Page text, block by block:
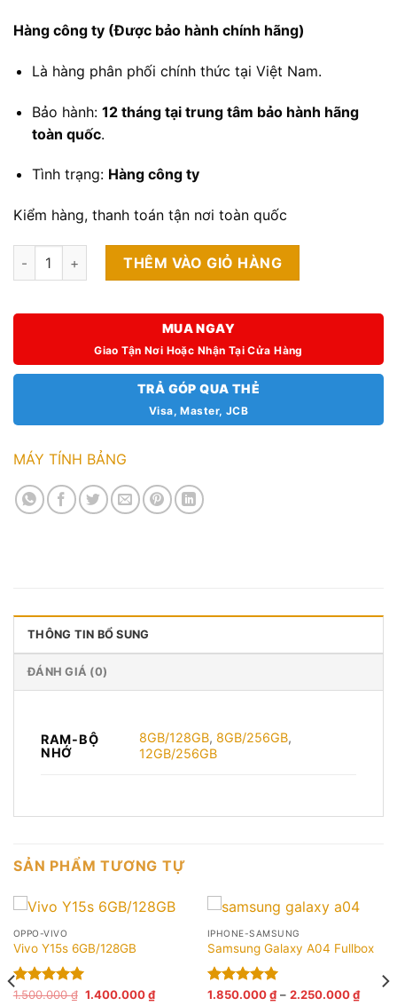
Hàng công ty (Được bảo hành chính hãng)
Là hàng phân phối chính thức tại Việt Nam.
Bảo hành: 12 tháng tại trung tâm bảo hành hãng
toàn quốc.
Tình trạng: Hàng công ty
Kiểm hàng, thanh toán tận nơi toàn quốc
Samsung Galaxy Tab A9 WIFI 4GB 64GB Fullbox (Hàng Công
THÊM VÀO GIỎ HÀNG
MUA NGAY
Giao Tận Nơi Hoặc Nhận Tại Cửa Hàng
TRẢ GÓP QUA THẺ
Visa, Master, JCB
MÁY TÍNH BẢNG
THÔNG TIN BỔ SUNG
ĐÁNH GIÁ (0)
RAM-BỘ
NHỚ
8GB/128GB, 8GB/256GB,
12GB/256GB
SẢN PHẨM TƯƠNG TỰ
OPPO-VIVO
Vivo Y15s 6GB/128GB
Được xếp
1.500.000₫ Giá
1.400.000₫Giá
IPHONE-SAMSUNG
Samsung Galaxy A04 Fullbox
Được xếp
1.850.000₫ – 2.250.000₫